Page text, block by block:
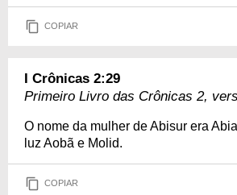
COPIAR
I Crônicas 2:29
Primeiro Livro das Crônicas 2,
O nome da mulher de Abisur era
luz Aobã e Molid.
COPIAR